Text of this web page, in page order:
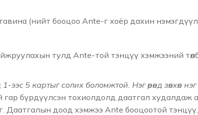
(нийт бооцоо Ante-г хоёр дахин
тулд Ante-той тэнцүү хэмжээний
5 картыг солих боломжтой. Нэг өрөнд зөвхөн нэг
бүрдүүлсэн тохиолдолд даатгал худалдаж
Даатгалын доод хэмжээ Ante бооцоотой